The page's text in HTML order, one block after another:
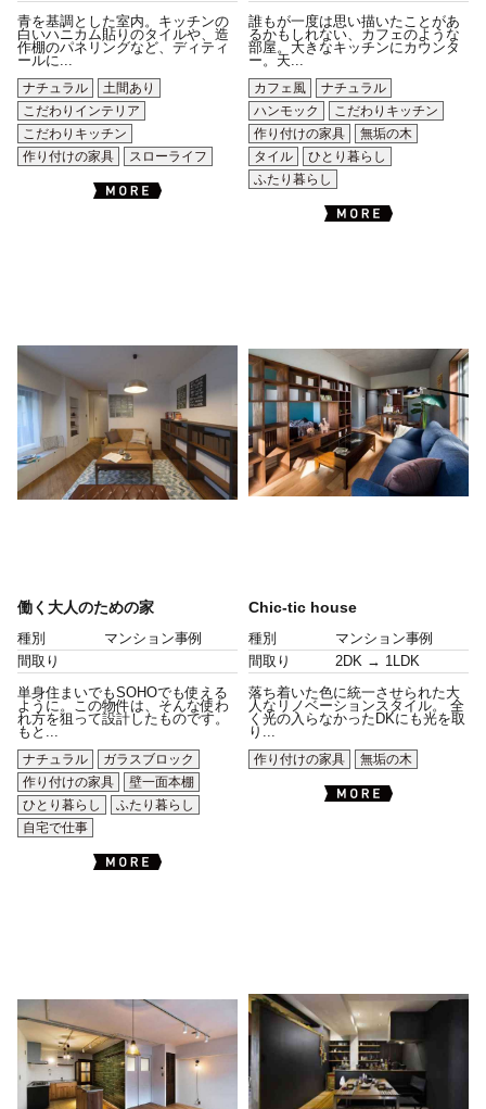
青を基調とした室内。キッチンの
白いハニカム貼りのタイルや、造
作棚のパネリングなど、ディティ
ールに...
ナチュラル
土間あり
こだわりインテリア
こだわりキッチン
作り付けの家具
スローライフ
誰もが一度は思い描いたことがあ
るかもしれない、カフェのような
部屋。大きなキッチンにカウンタ
ー。天...
カフェ風
ナチュラル
ハンモック
こだわりキッチン
作り付けの家具
無垢の木
タイル
ひとり暮らし
ふたり暮らし
働く大人のための家
種別
マンション事例
間取り
単身住まいでもSOHOでも使える
ように。この物件は、そんな使わ
れ方を狙って設計したものです。
もと...
ナチュラル
ガラスブロック
作り付けの家具
壁一面本棚
ひとり暮らし
ふたり暮らし
自宅で仕事
Chic-tic house
種別
マンション事例
間取り
2DK → 1LDK
落ち着いた色に統一させられた大
人なリノベーションスタイル。 全
く光の入らなかったDKにも光を取
り...
作り付けの家具
無垢の木